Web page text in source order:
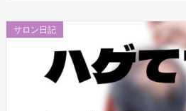
サロン日記